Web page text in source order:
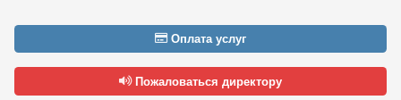
Оплата услуг
Пожаловаться директору